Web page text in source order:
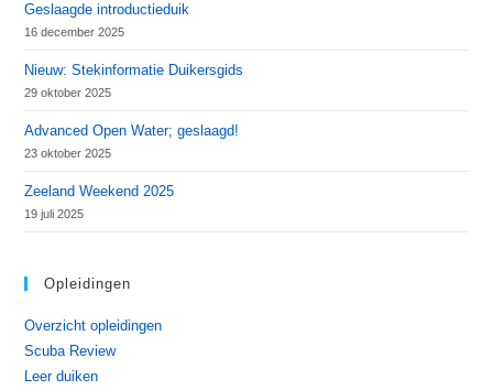
Geslaagde introductieduik
16 december 2025
Nieuw: Stekinformatie Duikersgids
29 oktober 2025
Advanced Open Water; geslaagd!
23 oktober 2025
Zeeland Weekend 2025
19 juli 2025
Opleidingen
Overzicht opleidingen
Scuba Review
Leer duiken